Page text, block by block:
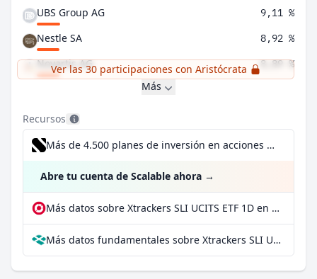
UBS Group AG 9,11 %
Nestle SA 8,92 %
Novartis AG 8,89 %
Ver las 30 participaciones con Aristócrata
Más
Recursos
Más de 4.500 planes de inversión en acciones desde 1 €
Abre tu cuenta de Scalable ahora →
Más datos sobre Xtrackers SLI UCITS ETF 1D en extraETF
Más datos fundamentales sobre Xtrackers SLI UCITS ETF 1D en Parqet